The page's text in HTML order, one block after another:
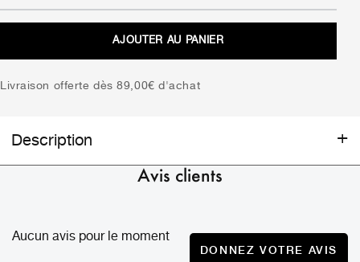
AJOUTER AU PANIER
Livraison offerte dès 89,00€ d'achat
Description
Pinceau teinture Cils / Sourcilsconçu pour
Assure un travail précis en évitant les excès de matière ou
les bavures de teinture sur les cils ou les sourcils.
Avis clients
Aucun avis pour le moment
DONNEZ VOTRE AVIS